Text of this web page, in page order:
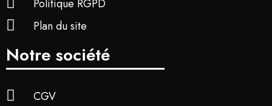
Politique RGPD
Plan du site
Notre société
CGV